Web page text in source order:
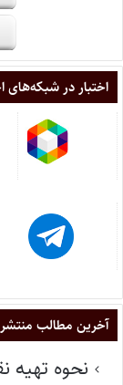
اختبار در شبکه‌های
آخرین مطالب منتشر